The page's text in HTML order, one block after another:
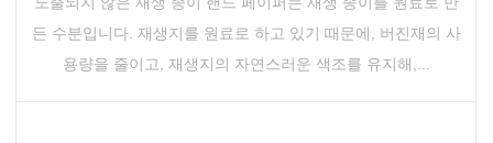
든 수분입니다. 재생지를 원료로 하고 있기 때문에, 버진재의 사
용량을 줄이고, 재생지의 자연스러운 색조를 유지해,...